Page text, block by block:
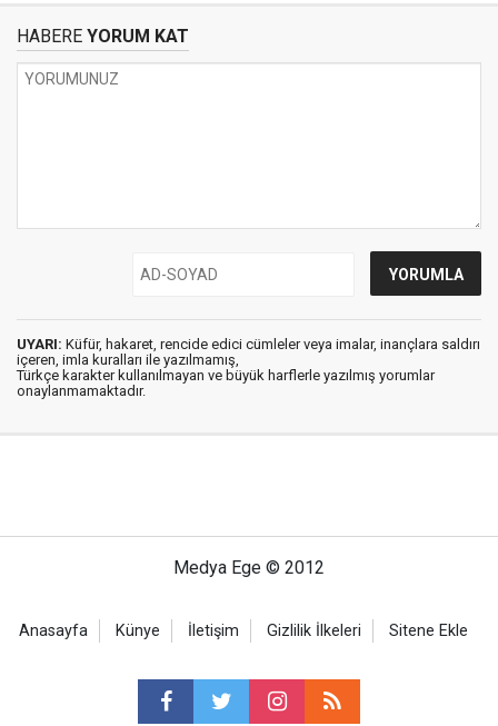
HABERE YORUM KAT
UYARI: Küfür, hakaret, rencide edici cümleler veya imalar, inançlara saldırı
içeren, imla kuralları ile yazılmamış,
Türkçe karakter kullanılmayan ve büyük harflerle yazılmış yorumlar
onaylanmamaktadır.
Medya Ege © 2012
Anasayfa Künye İletişim Gizlilik İlkeleri Sitene Ekle